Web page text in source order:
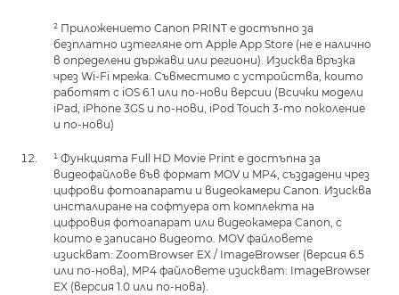
² Приложението Canon PRINT е достъпно за
безплатно изтегляне от Apple App Store (не е налично
в определени държави или региони). Изисква връзка
чрез Wi-Fi мрежа. Съвместимо с устройства, които
работят с iOS 6.1 или по-нови версии (Всички модели
iPad, iPhone 3GS и по-нови, iPod Touch 3-то поколение
и по-нови)
¹ Функцията Full HD Movie Print е достъпна за
видеофайлове във формат MOV и MP4, създадени чрез
цифрови фотоапарати и видеокамери Canon. Изисква
инсталиране на софтуера от комплекта на
цифровия фотоапарат или видеокамера Canon, с
които е записано видеото. MOV файловете
изискват: ZoomBrowser EX / ImageBrowser (версия 6.5
или по-нова), MP4 файловете изискват: ImageBrowser
EX (версия 1.0 или по-нова).